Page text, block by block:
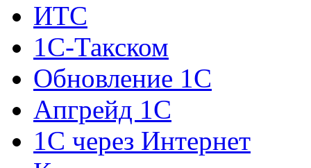
ИТС
1С-Такском
Обновление 1С
Апгрейд 1С
1С через Интернет